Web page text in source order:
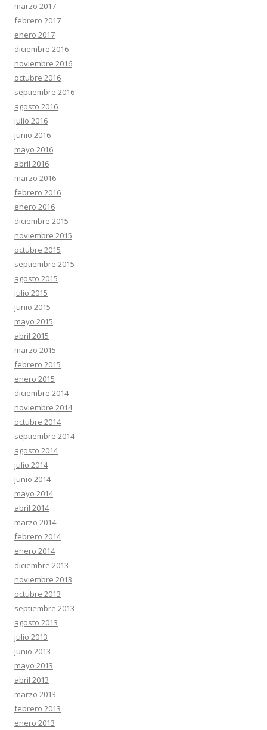
marzo 2017
febrero 2017
enero 2017
diciembre 2016
noviembre 2016
octubre 2016
septiembre 2016
agosto 2016
julio 2016
junio 2016
mayo 2016
abril 2016
marzo 2016
febrero 2016
enero 2016
diciembre 2015
noviembre 2015
octubre 2015
septiembre 2015
agosto 2015
julio 2015
junio 2015
mayo 2015
abril 2015
marzo 2015
febrero 2015
enero 2015
diciembre 2014
noviembre 2014
octubre 2014
septiembre 2014
agosto 2014
julio 2014
junio 2014
mayo 2014
abril 2014
marzo 2014
febrero 2014
enero 2014
diciembre 2013
noviembre 2013
octubre 2013
septiembre 2013
agosto 2013
julio 2013
junio 2013
mayo 2013
abril 2013
marzo 2013
febrero 2013
enero 2013